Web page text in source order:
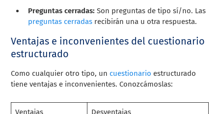
Preguntas cerradas: Son preguntas de tipo sí/no. Las
preguntas cerradas recibirán una u otra respuesta.
Ventajas e inconvenientes del cuestionario
estructurado
Como cualquier otro tipo, un cuestionario estructurado
tiene ventajas e inconvenientes. Conozcámoslas:
Ventajas Desventajas